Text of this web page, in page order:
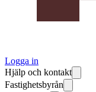
Logga in
Hjälp och kontakt
Fastighetsbyrån